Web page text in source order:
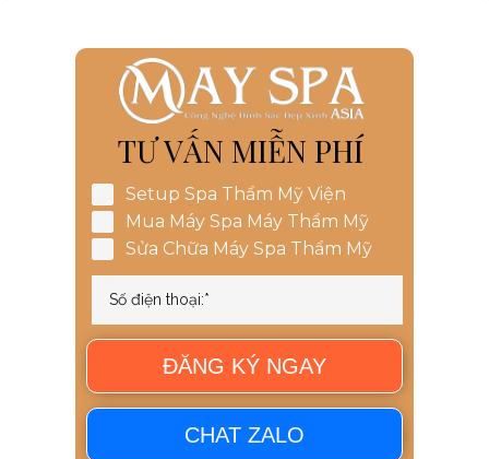
TƯ VẤN MIỄN PHÍ
ĐĂNG KÝ NGAY
Setup Spa Thẩm Mỹ Viện
Mua Máy Spa Máy Thẩm Mỹ
Sửa Chữa Máy Spa Thẩm Mỹ
CHAT ZALO